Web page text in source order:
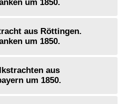
um 1850.
aus Röttingen.
um 1850.
aus
um 1850.